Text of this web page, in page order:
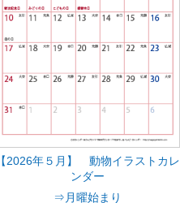
【2026年５月】 動物イラストカレ
ンダー
⇒月曜始まり